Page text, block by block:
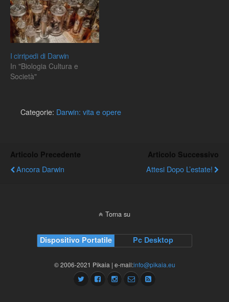
scoperte del padre della
teoria dell'evoluzione per
selezione naturale. Sono
disponibili…
I cirripedi di Darwin
In "Biologia Cultura e
Società"
Categorie: Darwin: vita e opere
Articolo Precedente
Ancora Darwin
Articolo Successivo
Attesi Dopo L’estate!
Torna su
Dispositivo Portatile Pc Desktop
© 2006-2021 Pikaia | e-mail:info@pikaia.eu